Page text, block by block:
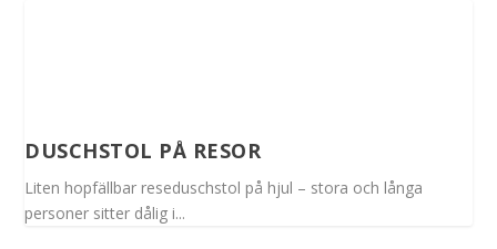
DUSCHSTOL PÅ RESOR
Liten hopfällbar reseduschstol på hjul – stora och långa
personer sitter dålig i...